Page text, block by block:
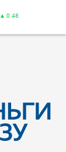
▲ 0.48